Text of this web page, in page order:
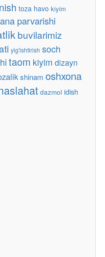
toza havo kiyim
parvarishi
buvilarimiz
yig'ishtirish soch
taom kiyim dizayn
shinam oshxona
dazmol idish